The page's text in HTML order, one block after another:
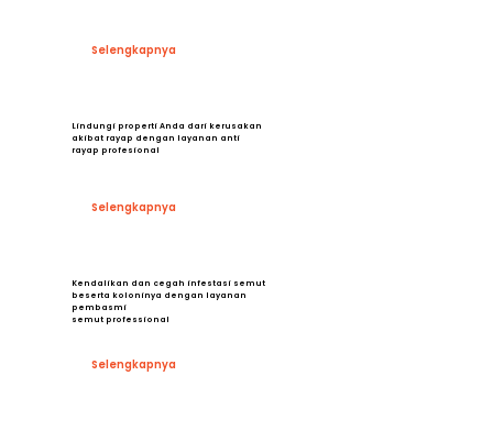
Selengkapnya
Lindungi properti Anda dari kerusakan
akibat rayap dengan layanan anti
rayap profesional
Selengkapnya
Kendalikan dan cegah infestasi semut
beserta koloninya dengan layanan
pembasmi
semut professional
Selengkapnya